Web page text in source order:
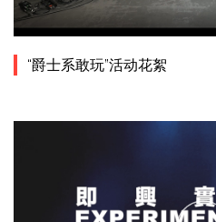
“爵士系敢玩”活动花絮